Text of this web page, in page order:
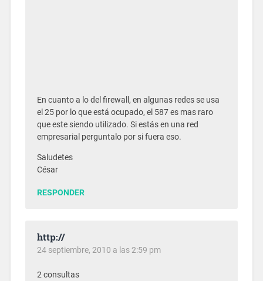
En cuanto a lo del firewall, en algunas redes se usa
el 25 por lo que está ocupado, el 587 es mas raro
que este siendo utilizado. Si estás en una red
empresarial perguntalo por si fuera eso.
Saludetes
César
RESPONDER
http://
24 septiembre, 2010 a las 2:59 pm
2 consultas